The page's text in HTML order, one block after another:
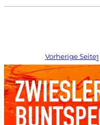
Vorherige Seite1